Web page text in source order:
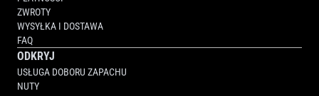
ZWROTY
WYSYŁKA I DOSTAWA
FAQ
ODKRYJ
USŁUGA DOBORU ZAPACHU
NUTY